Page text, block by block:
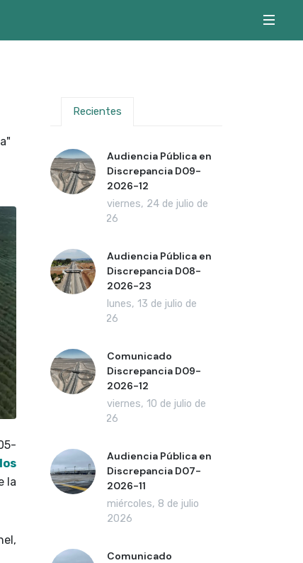
la
Recientes
Audiencia Pública en
Discrepancia D09-
2026-12
viernes, 24 de julio de
2026
Audiencia Pública en
Discrepancia D08-
2026-23
lunes, 13 de julio de
2026
Comunicado
Discrepancia D09-
2026-12
viernes, 10 de julio de
2026
Audiencia Pública en
Discrepancia D07-
2026-11
miércoles, 8 de julio
de 2026
Comunicado